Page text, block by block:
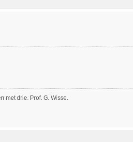
met drie. Prof. G. Wisse.